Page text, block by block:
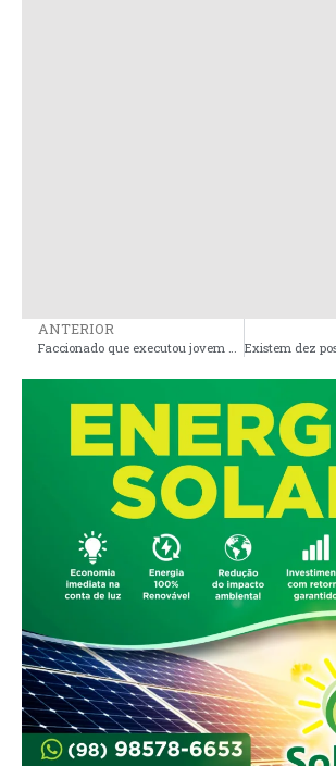
ANTERIOR